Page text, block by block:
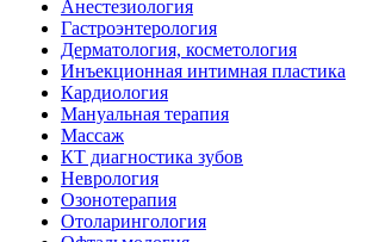
Анестезиология
Гастроэнтерология
Дерматология, косметология
Инъекционная интимная пластика
Кардиология
Мануальная терапия
Массаж
КТ диагностика зубов
Неврология
Озонотерапия
Отоларингология